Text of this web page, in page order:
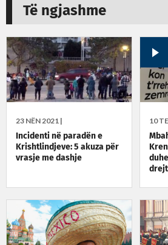
Të ngjashme
23 NËN 2021 |
Incidenti në paradën e
Krishtlindjeve: 5 akuza për
vrasje me dashje
10